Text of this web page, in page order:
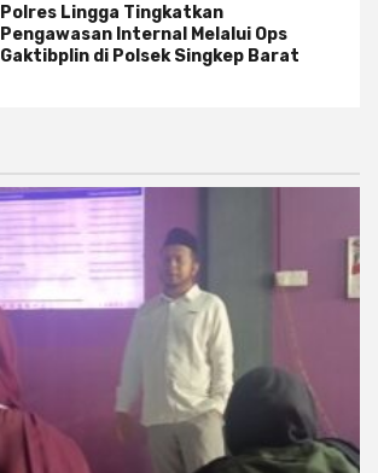
Polres Lingga Tingkatkan
Pengawasan Internal Melalui Ops
Gaktibplin di Polsek Singkep Barat